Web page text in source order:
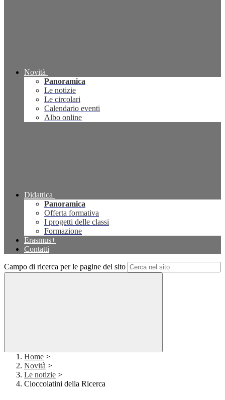
Novità
Panoramica
Le notizie
Le circolari
Calendario eventi
Albo online
Didattica
Panoramica
Offerta formativa
I progetti delle classi
Formazione
Erasmus+
Contatti
Campo di ricerca per le pagine del sito
Home >
Novità >
Le notizie >
Cioccolatini della Ricerca